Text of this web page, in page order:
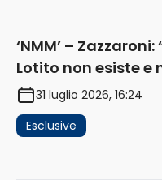
‘NMM’ – Zazzaroni:
Lotito non esiste e
funziona più. E’ ora
ma lui non ascolta.
Ho verificato…”
31 luglio 2026, 16:24
Esclusive